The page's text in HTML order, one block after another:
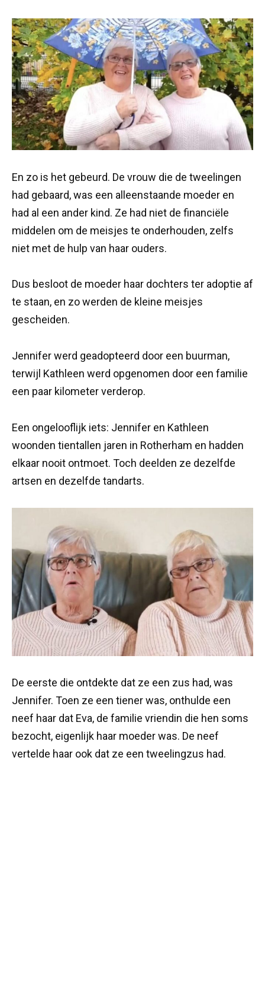
En zo is het gebeurd. De vrouw die de tweelingen
had gebaard, was een alleenstaande moeder en
had al een ander kind. Ze had niet de financiële
middelen om de meisjes te onderhouden, zelfs
niet met de hulp van haar ouders.
Dus besloot de moeder haar dochters ter adoptie af
te staan, en zo werden de kleine meisjes
gescheiden.
Jennifer werd geadopteerd door een buurman,
terwijl Kathleen werd opgenomen door een familie
een paar kilometer verderop.
Een ongelooflijk iets: Jennifer en Kathleen
woonden tientallen jaren in Rotherham en hadden
elkaar nooit ontmoet. Toch deelden ze dezelfde
artsen en dezelfde tandarts.
De eerste die ontdekte dat ze een zus had, was
Jennifer. Toen ze een tiener was, onthulde een
neef haar dat Eva, de familie vriendin die hen soms
bezocht, eigenlijk haar moeder was. De neef
vertelde haar ook dat ze een tweelingzus had.